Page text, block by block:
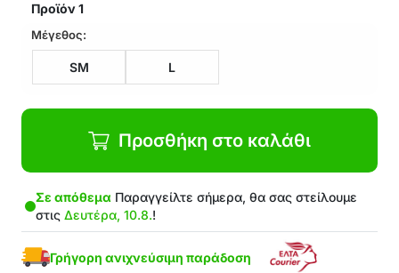
Εύκολη συντήρηση
Κατάλληλα για όλους τους τύπους σώματος
Η συσκευασία περιέχει: 1x αθλητικά κολάν με
εφέ push-up
Προϊόν1
Μέγεθος:
SM L
Προσθήκη στο καλάθι
Σε απόθεμα Παραγγείλτε σήμερα, θα σας στείλουμε
στις Δευτέρα, 10.8.!
Γρήγορη ανιχνεύσιμη παράδοση